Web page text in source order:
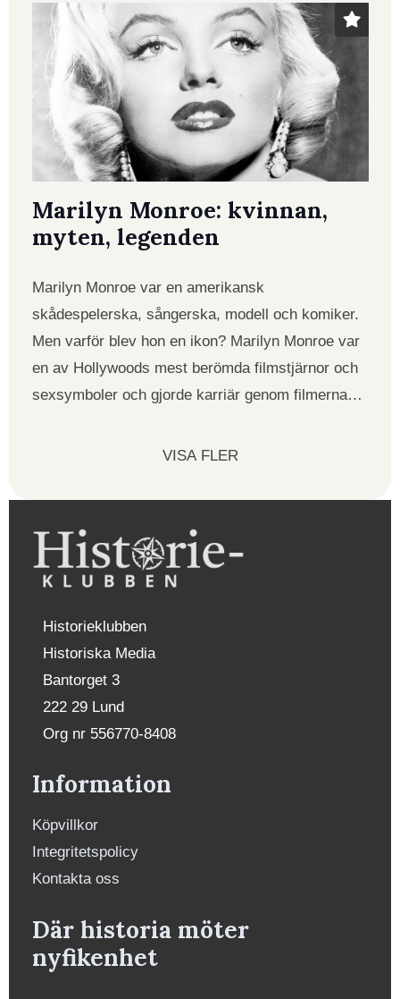
Marilyn Monroe: kvinnan,
myten, legenden
Marilyn Monroe var en amerikansk
skådespelerska, sångerska, modell och komiker.
Men varför blev hon en ikon? Marilyn Monroe var
en av Hollywoods mest berömda filmstjärnor och
sexsymboler och gjorde karriär genom filmerna…
VISA FLER
Historieklubben
Historiska Media
Bantorget 3
222 29 Lund
Org nr 556770-8408
Information
Köpvillkor
Integritetspolicy
Kontakta oss
Där historia möter
nyfikenhet